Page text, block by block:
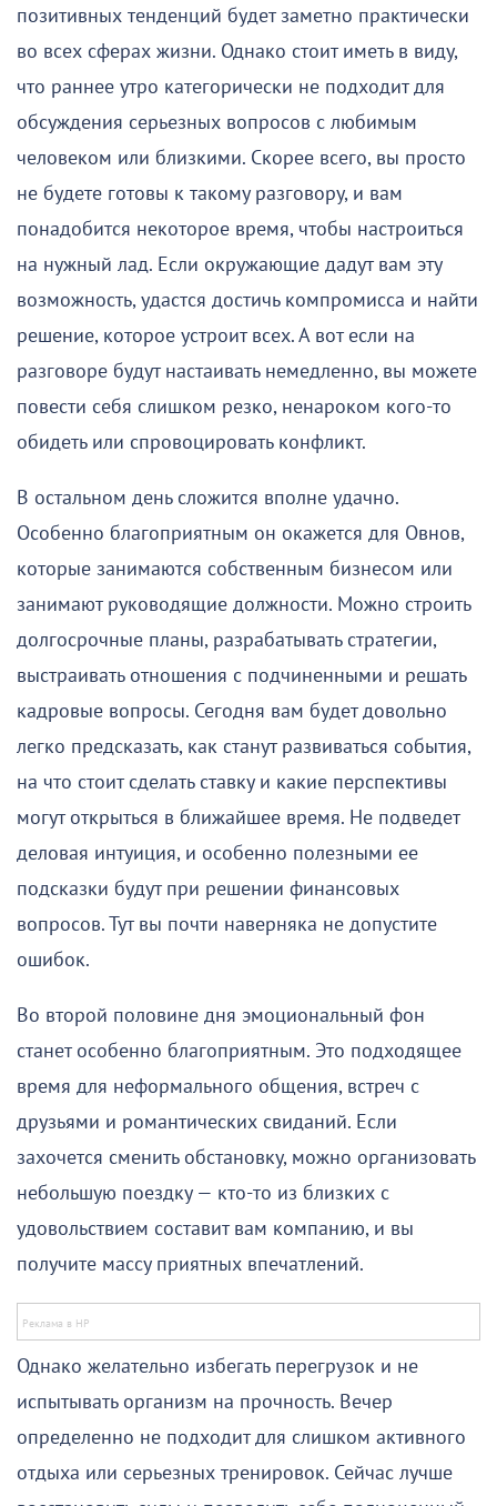
позитивных тенденций будет заметно практически
во всех сферах жизни. Однако стоит иметь в виду,
что раннее утро категорически не подходит для
обсуждения серьезных вопросов с любимым
человеком или близкими. Скорее всего, вы просто
не будете готовы к такому разговору, и вам
понадобится некоторое время, чтобы настроиться
на нужный лад. Если окружающие дадут вам эту
возможность, удастся достичь компромисса и найти
решение, которое устроит всех. А вот если на
разговоре будут настаивать немедленно, вы можете
повести себя слишком резко, ненароком кого-то
обидеть или спровоцировать конфликт.
В остальном день сложится вполне удачно.
Особенно благоприятным он окажется для Овнов,
которые занимаются собственным бизнесом или
занимают руководящие должности. Можно строить
долгосрочные планы, разрабатывать стратегии,
выстраивать отношения с подчиненными и решать
кадровые вопросы. Сегодня вам будет довольно
легко предсказать, как станут развиваться события,
на что стоит сделать ставку и какие перспективы
могут открыться в ближайшее время. Не подведет
деловая интуиция, и особенно полезными ее
подсказки будут при решении финансовых
вопросов. Тут вы почти наверняка не допустите
ошибок.
Во второй половине дня эмоциональный фон
станет особенно благоприятным. Это подходящее
время для неформального общения, встреч с
друзьями и романтических свиданий. Если
захочется сменить обстановку, можно организовать
небольшую поездку — кто-то из близких с
удовольствием составит вам компанию, и вы
получите массу приятных впечатлений.
Однако желательно избегать перегрузок и не
испытывать организм на прочность. Вечер
определенно не подходит для слишком активного
отдыха или серьезных тренировок. Сейчас лучше